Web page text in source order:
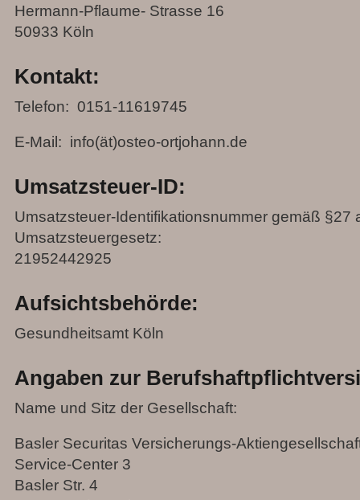
Hermann-Pflaume- Strasse 16
50933 Köln
Kontakt:
Telefon: 0151-11619745
E-Mail: info(ät)osteo-ortjohann.de
Umsatzsteuer-ID:
Umsatzsteuer-Identifikationsnummer gemäß §27
Umsatzsteuergesetz:
21952442925
Aufsichtsbehörde:
Gesundheitsamt Köln
Angaben zur
Name und Sitz der Gesellschaft:
Basler Securitas Versicherungs-
Service-Center 3
Basler Str. 4